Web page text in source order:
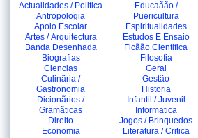
Actualidades / Politica
Antropologia
Apoio Escolar
Artes / Arquitectura
Banda Desenhada
Biografias
Ciencias
Culinãria /
Gastronomia
Dicionãrios /
Gramãticas
Direito
Economia
Educaãão /
Puericultura
Espiritualidades
Estudos E Ensaio
Ficãão Cientifica
Filosofia
Geral
Gestão
Historia
Infantil / Juvenil
Informatica
Jogos / Brinquedos
Literatura / Critica